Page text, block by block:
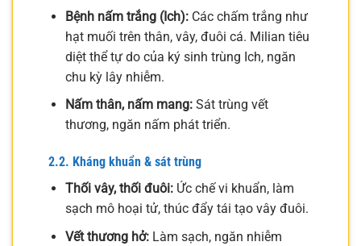
Bệnh nấm trắng (Ich):Các chấm trắng như
hạt muối trên thân, vây, đuôi cá. Milian tiêu
diệt thể tự do của ký sinh trùng Ich, ngăn
chu kỳ lây nhiễm.
Nấm thân, nấm mang:Sát trùng vết
thương, ngăn nấm phát triển.
2.2. Kháng khuẩn & sát trùng
Thối vây, thối đuôi:Ức chế vi khuẩn, làm
sạch mô hoại tử, thúc đẩy tái tạo vây đuôi.
Vết thương hở:Làm sạch, ngăn nhiễm